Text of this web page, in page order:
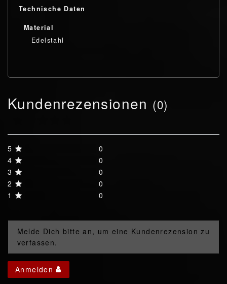
Technische Daten
Material
Edelstahl
Kundenrezensionen (0)
5
0
4
0
3
0
2
0
1
0
Melde Dich bitte an, um eine Kundenrezension zu
verfassen.
Anmelden